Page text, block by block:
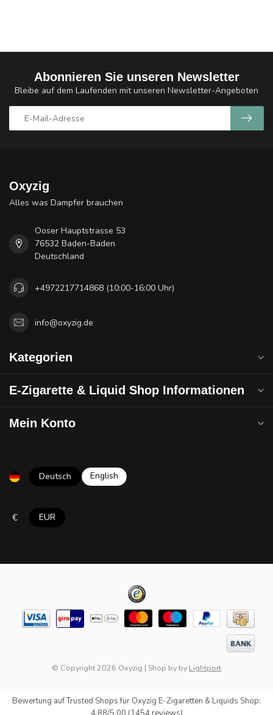
Abonnieren Sie unseren Newsletter
Bleibe auf dem Laufenden mit unseren Newsletter-Angeboten
Oxyzig
Alles was Dampfer brauchen
Ooser Hauptstrasse 53
76532 Baden-Baden
Deutschland
+4972217714868 (10:00-16:00 Uhr)
info@oxyzig.de
Kategorien
E-Zigarette & Liquid Shop Informationen
Mein Konto
Deutsch English
€ EUR
© Copyright 2026 Oxyzig | Shop by by Lightport
Bewertung aufTrusted Shopsfür Oxyzig E-Zigaretten & Liquids Shop: